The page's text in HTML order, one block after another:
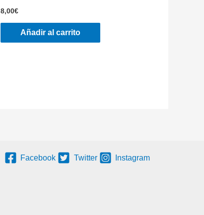
8,00€
Añadir al carrito
Facebook Twitter Instagram